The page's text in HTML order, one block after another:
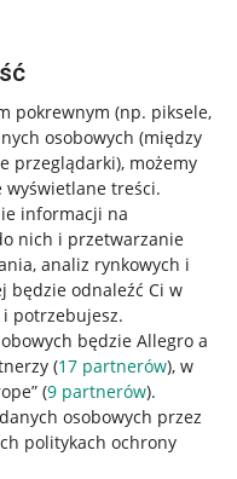
pokrewnym (np. piksele,
osobowych (między
przeglądarki), możemy
wyświetlane treści.
informacji na
nich i przetwarzanie
analiz rynkowych i
będzie odnaleźć Ci w
i potrzebujesz.
będzie Allegro a
(17 partnerów), w
(9 partnerów).
osobowych przez
politykach ochrony